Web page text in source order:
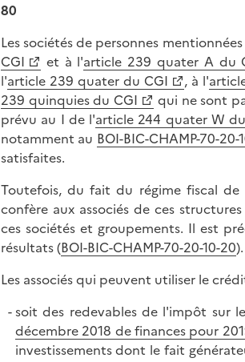
80
Les sociétés de personnes mentionnées
CGI
et à l'article 239 quater A du
l'article 239 quater du CGI , à l'
239 quinquies du CGI
qui ne sont
prévu au I de l'article 244 quater W
notamment au BOI-BIC-CHAMP-70-20-
satisfaites.
Toutefois, du fait du régime fiscal
confère aux associés de ces
ces sociétés et groupements. Il est
résultats (BOI-BIC-CHAMP-70-20-10-20).
Les associés qui peuvent utiliser le
soit des redevables de l'impôt sur
décembre 2018 de finances pour
investissements dont le fait